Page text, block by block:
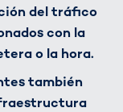
del tráfico
con la
o la hora.
también